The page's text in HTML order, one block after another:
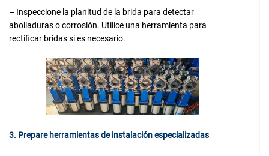
– Inspeccione la planitud de la brida para detectar
abolladuras o corrosión. Utilice una herramienta para
rectificar bridas si es necesario.
3. Prepare herramientas de instalación especializadas